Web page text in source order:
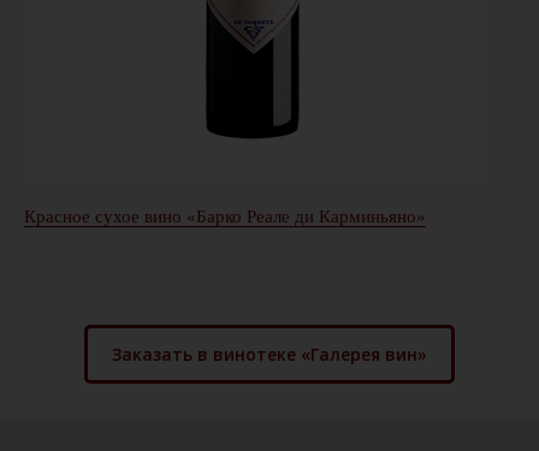
Красное сухое вино «Барко Реале ди Карминьяно»
Заказать в винотеке «Галерея вин»